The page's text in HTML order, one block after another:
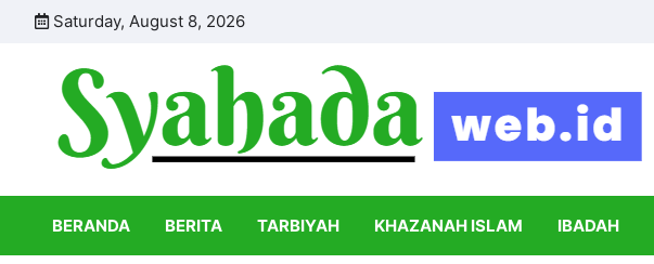
Saturday, August 8, 2026
BERANDA BERITA TARBIYAH KHAZANAH ISLAM IBADAH